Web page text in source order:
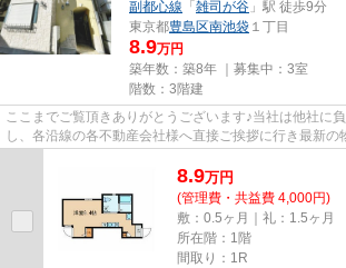
副都心線 「 雑司が谷 」駅 徒歩9分
東京都豊島区南池袋 １丁目
8.9万円
築年数：築8年 ｜募集中： 3室
階数：3階建
ここまでご覧頂きありがとうございます♪当社は他社に
し、各沿線の各不動産会社様へ直接ご挨拶に行き最新の
8.9万円
(管理費・共益費 4,000円)
敷：0.5ヶ月｜礼：1.5ヶ月
所在階：1階
間取り：1R